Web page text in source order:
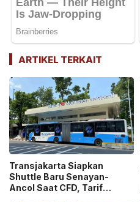
ARTIKEL TERKAIT
Transjakarta Siapkan
Shuttle Baru Senayan-
Ancol Saat CFD, Tarif